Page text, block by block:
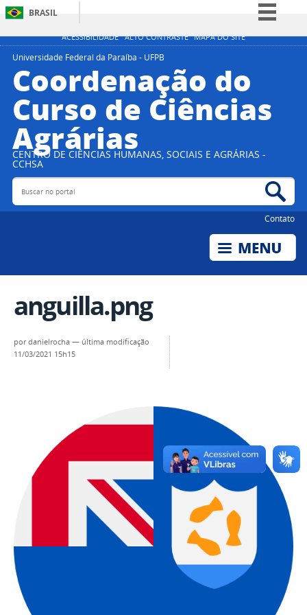
ACESSIBILIDADE ALTO CONTRASTE MAPA DO SITE
BRASIL
Simplifique!
Participe
Acesso à informação
Legislação
Universidade Federal da Paraíba - UFPB
Coordenação do
Curso de Ciências
Agrárias
CENTRO DE CIÊNCIAS HUMANAS, SOCIAIS E AGRÁRIAS -
CCHSA
Buscar no portal
Contato
anguilla.png
pordanielrocha — última modificação
11/03/2021 15h15